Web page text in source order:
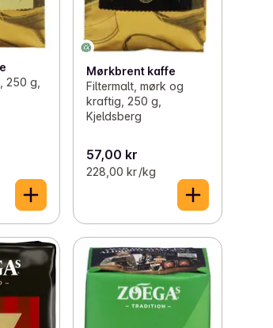
250 g,
Mørkbrent kaffe
Filtermalt, mørk og
kraftig, 250 g,
Kjeldsberg
57,00 kr
228,00 kr /kg